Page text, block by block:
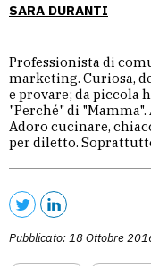
SARA DURANTI
Professionista di
marketing. Curiosa,
e provare; da piccola
"Perché" di
Adoro cucinare,
per diletto.
Pubblicato: 18 Ottobre